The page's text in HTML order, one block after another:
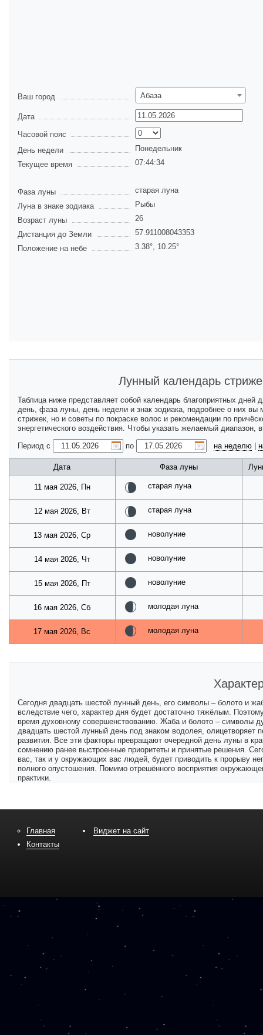
Ваш город Абаза
Дата
Часовой пояс
День недели
Понедельник
Текущее время
07:44:34
Фаза луны
старая луна
Луна в знаке зодиака
Рыбы
Возраст луны
26
Дистанция до Земли
57.911008043353
Положение на небе
3.38°, 10.25°
Лунный календарь
Таблица ниже представляет собой календарь благоприятных
день, фаза луны, день недели и знак зодиака, подробнее о них вы
стрижек, но и советы по покраске волос и рекомендации по
энергетического воздействия. Чтобы указать желаемый
Период с
по на неделю
Дата Фаза луны
11 мая 2026, Пн старая луна
12 мая 2026, Вт старая луна
13 мая 2026, Ср новолуние
14 мая 2026, Чт новолуние
15 мая 2026, Пт новолуние
16 мая 2026, Сб молодая луна
17 мая 2026, Вс молодая луна
Сегодня двадцать шестой лунный день, его символы – болото и
вследствие чего, характер дня будет достаточно тяжёлым.
время духовному совершенствованию. Жаба и болото – символы
двадцать шестой лунный день под знаком водолея, олицетворяет
развития. Все эти факторы превращают очередной день луны в
сомнению ранее выстроенные приоритеты и принятые решения.
вас, так и у окружающих вас людей, будет приводить к прорыву
полного опустошения. Помимо отрешённого восприятия
практики.
Главная
Контакты
Виджет на сайт